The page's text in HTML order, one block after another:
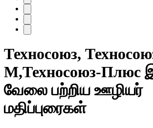
Техносоюз,
М,Техносоюз-Плюс
வேலை பற்றிய ஊழியர்
மதிப்புரைகள்